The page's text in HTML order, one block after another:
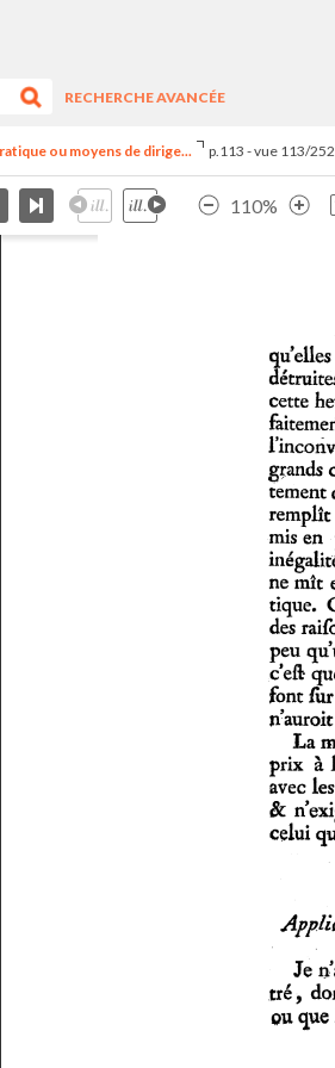
RECHERCHE AVANCÉE
ou moyens de dirige... p.113 - vue 113/252
110%